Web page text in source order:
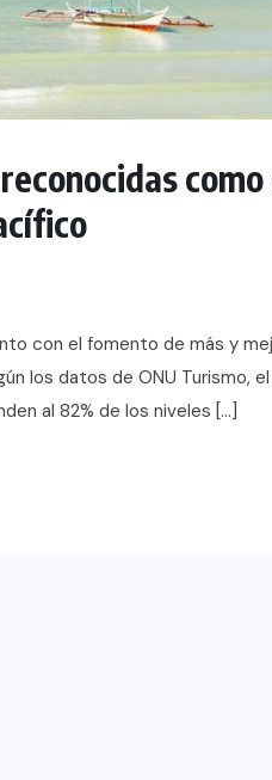
con el fomento de más y
los datos de ONU Turismo,
al 82% de los niveles […]